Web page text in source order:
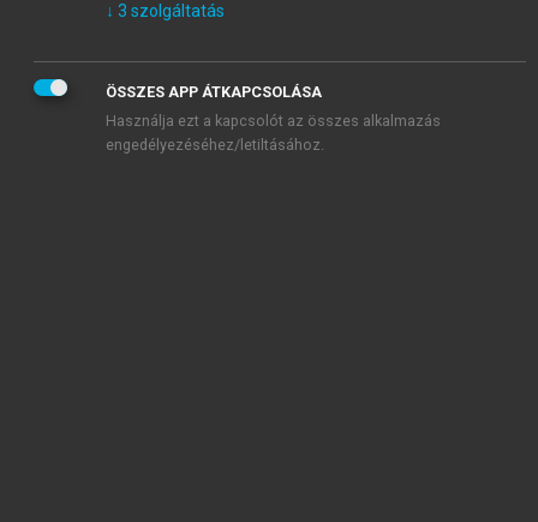
KIPRÓBÁLOM
↓ 3 szolgáltatás
ÖSSZES APP ÁTKAPCSOLÁSA
Használja ezt a kapcsolót az összes alkalmazás
engedélyezéséhez/letiltásához.